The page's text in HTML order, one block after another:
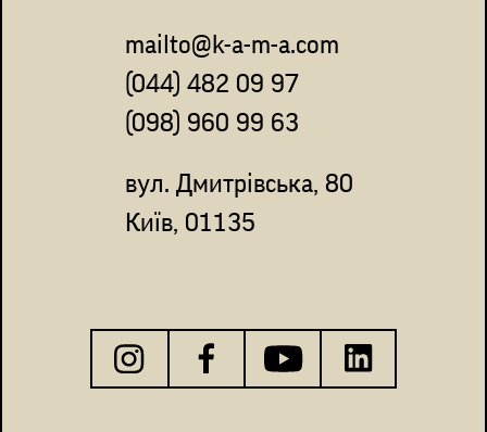
mailto@k-a-m-a.com
(044) 482 09 97
(098) 960 99 63
вул. Дмитрівська, 80
Київ, 01135